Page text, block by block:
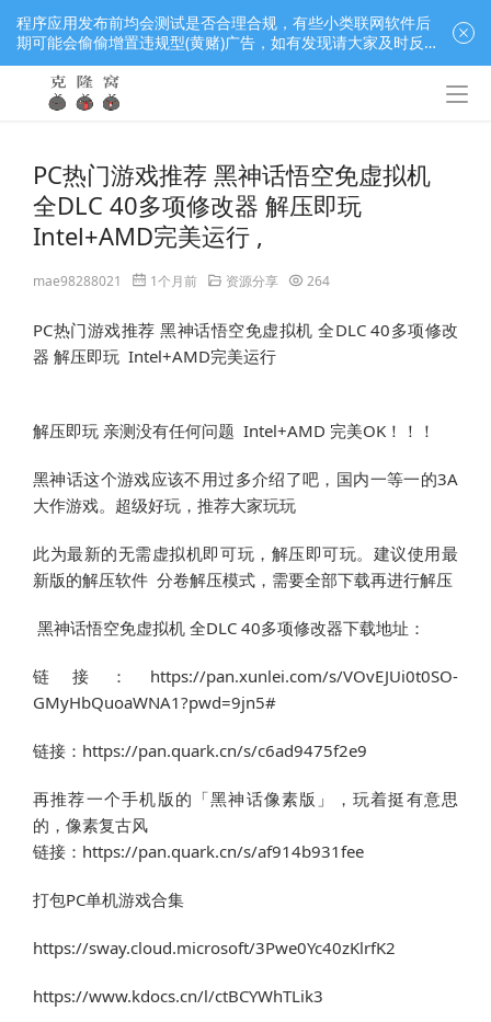
PC热门游戏推荐 黑神话悟空免虚拟机
全DLC 40多项修改器 解压即玩
Intel+AMD完美运行 ,
mae98288021 1个月前 资源分享 264
PC热门游戏推荐 黑神话悟空免虚拟机 全DLC 40多项修改
器 解压即玩  Intel+AMD完美运行
解压即玩 亲测没有任何问题  Intel+AMD 完美OK！！！
黑神话这个游戏应该不用过多介绍了吧，国内一等一的3A
大作游戏。超级好玩，推荐大家玩玩
此为最新的无需虚拟机即可玩，解压即可玩。建议使用最
新版的解压软件  分卷解压模式，需要全部下载再进行解压
黑神话悟空免虚拟机 全DLC 40多项修改器下载地址：
链接：https://pan.xunlei.com/s/VOvEJUi0t0SO-
GMyHbQuoaWNA1?pwd=9jn5#
链接：https://pan.quark.cn/s/c6ad9475f2e9
再推荐一个手机版的「黑神话像素版」，玩着挺有意思
的，像素复古风
链接：https://pan.quark.cn/s/af914b931fee
打包PC单机游戏合集
https://sway.cloud.microsoft/3Pwe0Yc40zKlrfK2
https://www.kdocs.cn/l/ctBCYWhTLik3
程序应用发布前均会测试是否合理合规，有些小类联网软件后
期可能会偷偷增置违规型(黄赌)广告，如有发现请大家及时反
馈窝长进行处理，共同监督维护良好的程序应用下载社区！